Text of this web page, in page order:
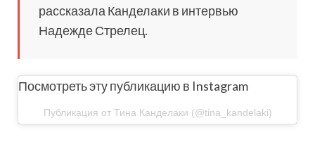
рассказала Канделаки в интервью
Надежде Стрелец.
Посмотреть эту публикацию в Instagram
Публикация от Тина Канделаки (@tina_kandelaki)